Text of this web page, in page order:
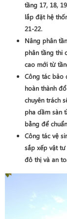
tầng 17, 18,
lắp đặt hệ
21-22.
Nâng phân
phân tầng thi
cao mới từ
Công tác bảo
hoàn thành
chuyên trách
pha dầm sàn
bằng để
Công tác vệ
sắp xếp vật
đô thị và an